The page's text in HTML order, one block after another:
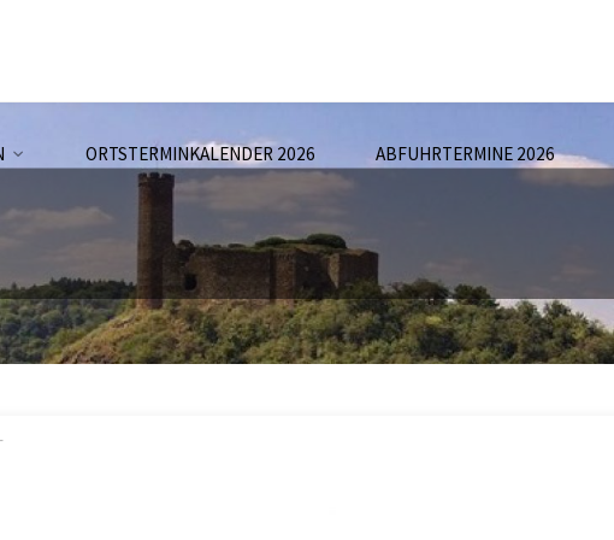
ORTSTERMINKALENDER 2026 ABFUHRTERMINE 2026